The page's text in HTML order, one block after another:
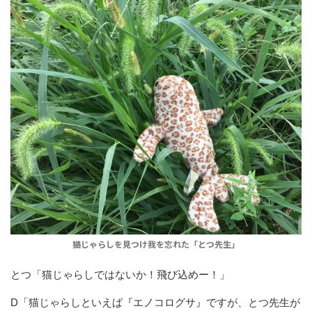
猫じゃらしを見つけ我を忘れた「とつ先生」
とつ「猫じゃらしではないか！飛び込めー！」
D「猫じゃらしといえば『エノコログサ』ですが、とつ先生が